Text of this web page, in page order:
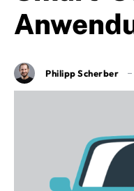
Philipp Scherber